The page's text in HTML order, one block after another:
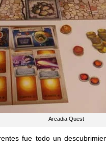
Arcadia Quest
fue todo un